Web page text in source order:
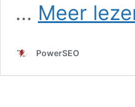
… Meer
PowerSEO